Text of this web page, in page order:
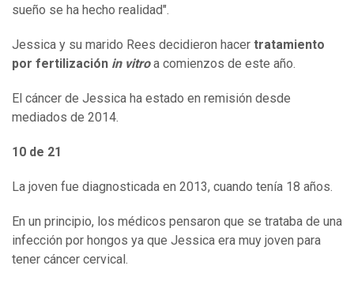
sueño se ha hecho realidad".
Jessica y su marido Rees decidieron hacer tratamiento
por fertilización in vitroa comienzos de este año.
El cáncer de Jessica ha estado en remisión desde
mediados de 2014.
10 de 21
La joven fue diagnosticada en 2013, cuando tenía 18 años.
En un principio, los médicos pensaron que se trataba de una
infección por hongos ya que Jessica era muy joven para
tener cáncer cervical.